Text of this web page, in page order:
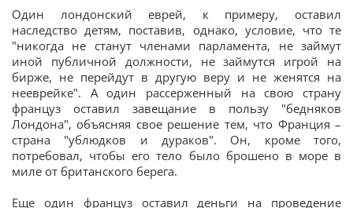
Один лондонский еврей, к примеру, оставил
наследство детям, поставив, однако, условие, что те
"никогда не станут членами парламента, не займут
иной публичной должности, не займутся игрой на
бирже, не перейдут в другую веру и не женятся на
нееврейке". А один рассерженный на свою страну
француз оставил завещание в пользу "бедняков
Лондона", объясняя свое решение тем, что Франция –
страна "ублюдков и дураков". Он, кроме того,
потребовал, чтобы его тело было брошено в море в
миле от британского берега.
Еще один француз оставил деньги на проведение